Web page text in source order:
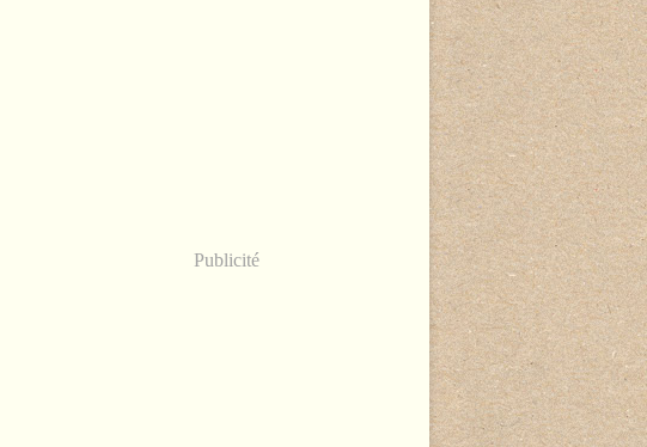
Publicité